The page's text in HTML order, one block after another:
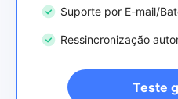
Suporte por E-mail/
Ressincronização
Teste